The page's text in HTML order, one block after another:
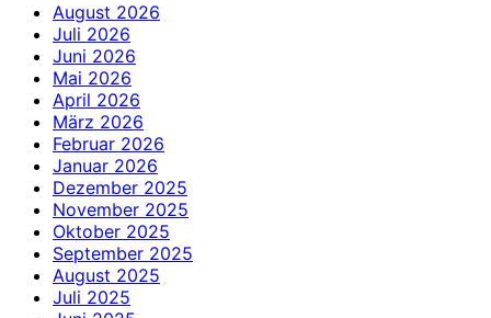
August 2026
Juli 2026
Juni 2026
Mai 2026
April 2026
März 2026
Februar 2026
Januar 2026
Dezember 2025
November 2025
Oktober 2025
September 2025
August 2025
Juli 2025